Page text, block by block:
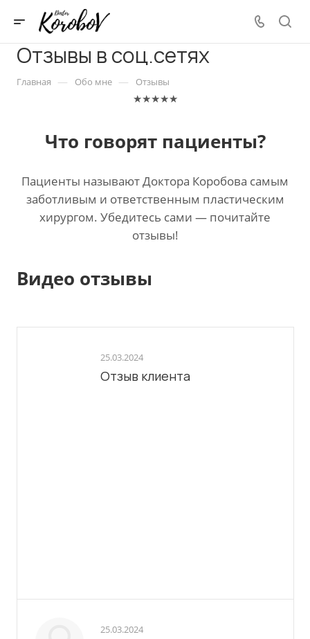
Отзывы в соц.сетях
Главная — Обо мне — Отзывы
★★★★★
Что говорят пациенты?
Пациенты называют Доктора Коробова самым
заботливым и ответственным пластическим
хирургом. Убедитесь сами — почитайте
отзывы!
Видео отзывы
25.03.2024
Отзыв клиента
25.03.2024